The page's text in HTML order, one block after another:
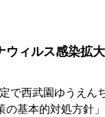
ウィルス感染拡
で西武園ゆうえん
基本的対処方針